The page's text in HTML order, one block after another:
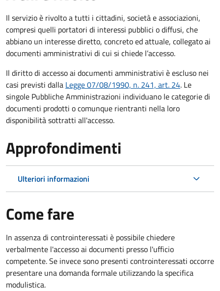
Il servizio è rivolto a tutti i cittadini, società e associazioni,
compresi quelli portatori di interessi pubblici o diffusi, che
abbiano un interesse diretto, concreto ed attuale, collegato ai
documenti amministrativi di cui si chiede l’accesso.
Il diritto di accesso ai documenti amministrativi è escluso nei
casi previsti dalla Legge 07/08/1990, n. 241, art. 24. Le
singole Pubbliche Amministrazioni individuano le categorie di
documenti prodotti o comunque rientranti nella loro
disponibilità sottratti all'accesso.
Approfondimenti
Ulteriori informazioni
Come fare
In assenza di controinteressati è possibile chiedere
verbalmente l'accesso ai documenti presso l'ufficio
competente. Se invece sono presenti controinteressati occorre
presentare una domanda formale utilizzando la specifica
modulistica.